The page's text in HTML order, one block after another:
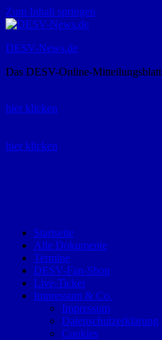
Zum Inhalt springen
DESV-News.de
Das DESV-Online-Mitteilungsblatt
hier klicken
hier klicken
Startseite
Alle Dokumente
Termine
DESV-Fan-Shop
Live-Ticker
Impressum & Co.
Impressum
Datenschutzerklärung
Cookies